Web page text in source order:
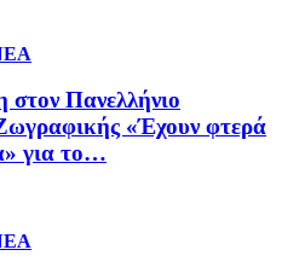
στον Πανελλήνιο
«Έχουν φτερά
για το…